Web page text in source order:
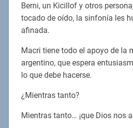
Berni, un Kicillof y otros
tocado de oído, la sinfonía les
afinada.
Macri tiene todo el apoyo de la
argentino, que espera
lo que debe hacerse.
¿Mientras tanto?
Mientras tanto… ¡que Dios nos